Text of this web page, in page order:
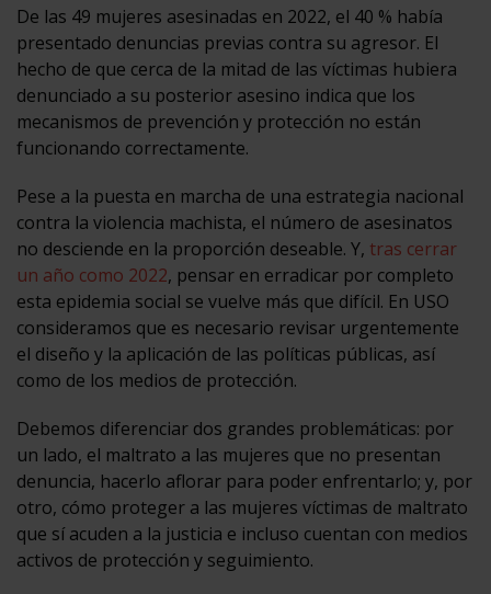
De las 49 mujeres asesinadas en 2022, el 40 % había
presentado denuncias previas contra su agresor. El
hecho de que cerca de la mitad de las víctimas hubiera
denunciado a su posterior asesino indica que los
mecanismos de prevención y protección no están
funcionando correctamente.
Pese a la puesta en marcha de una estrategia nacional
contra la violencia machista, el número de asesinatos
no desciende en la proporción deseable. Y, tras cerrar
un año como 2022, pensar en erradicar por completo
esta epidemia social se vuelve más que difícil. En USO
consideramos que es necesario revisar urgentemente
el diseño y la aplicación de las políticas públicas, así
como de los medios de protección.
Debemos diferenciar dos grandes problemáticas: por
un lado, el maltrato a las mujeres que no presentan
denuncia, hacerlo aflorar para poder enfrentarlo; y, por
otro, cómo proteger a las mujeres víctimas de maltrato
que sí acuden a la justicia e incluso cuentan con medios
activos de protección y seguimiento.